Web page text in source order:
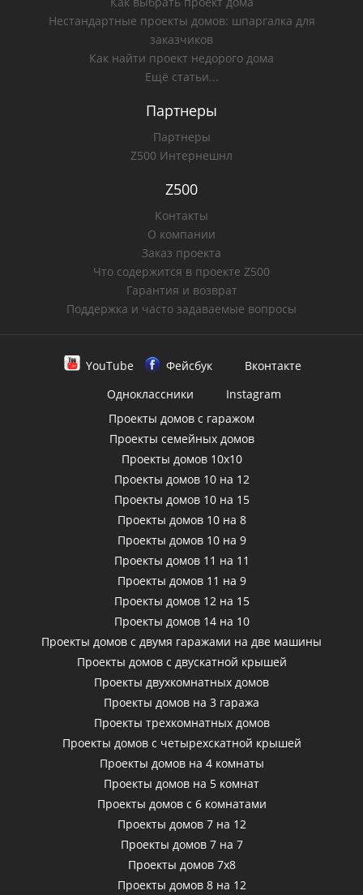
Нестандартные проекты домов: шпаргалка для
заказчиков
Как найти проект недорого дома
Ещё статьи...
Партнеры
Партнеры
Z500 Интернешнл
Z500
Контакты
О компании
Заказ проекта
Что содержится в проекте Z500
Гарантия и возврат
Поддержка и часто задаваемые вопросы
YouTube Фейсбук
Вконтакте
Одноклассники
Instagram
Проекты домов с гаражом
Проекты семейных домов
Проекты домов 10х10
Проекты домов 10 на 12
Проекты домов 10 на 15
Проекты домов 10 на 8
Проекты домов 10 на 9
Проекты домов 11 на 11
Проекты домов 11 на 9
Проекты домов 12 на 15
Проекты домов 14 на 10
Проекты домов с двумя гаражами на две машины
Проекты домов с двускатной крышей
Проекты двухкомнатных домов
Проекты домов на 3 гаража
Проекты трехкомнатных домов
Проекты домов с четырехскатной крышей
Проекты домов на 4 комнаты
Проекты домов на 5 комнат
Проекты домов с 6 комнатами
Проекты домов 7 на 12
Проекты домов 7 на 7
Проекты домов 7х8
Проекты домов 8 на 12